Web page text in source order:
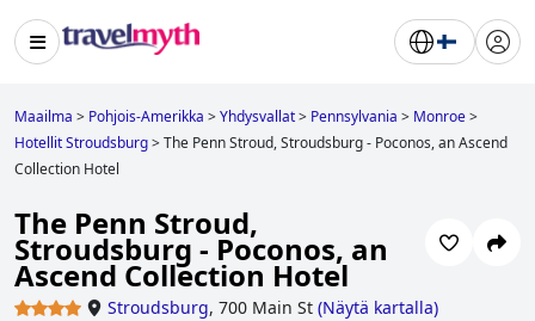
Maailma > Pohjois-Amerikka >Yhdysvallat> Pennsylvania > Monroe>
Hotellit Stroudsburg>The Penn Stroud, Stroudsburg - Poconos, an Ascend
Collection Hotel
The Penn Stroud,
Stroudsburg - Poconos, an
Ascend Collection Hotel
Stroudsburg, 700 Main St (Näytä kartalla)